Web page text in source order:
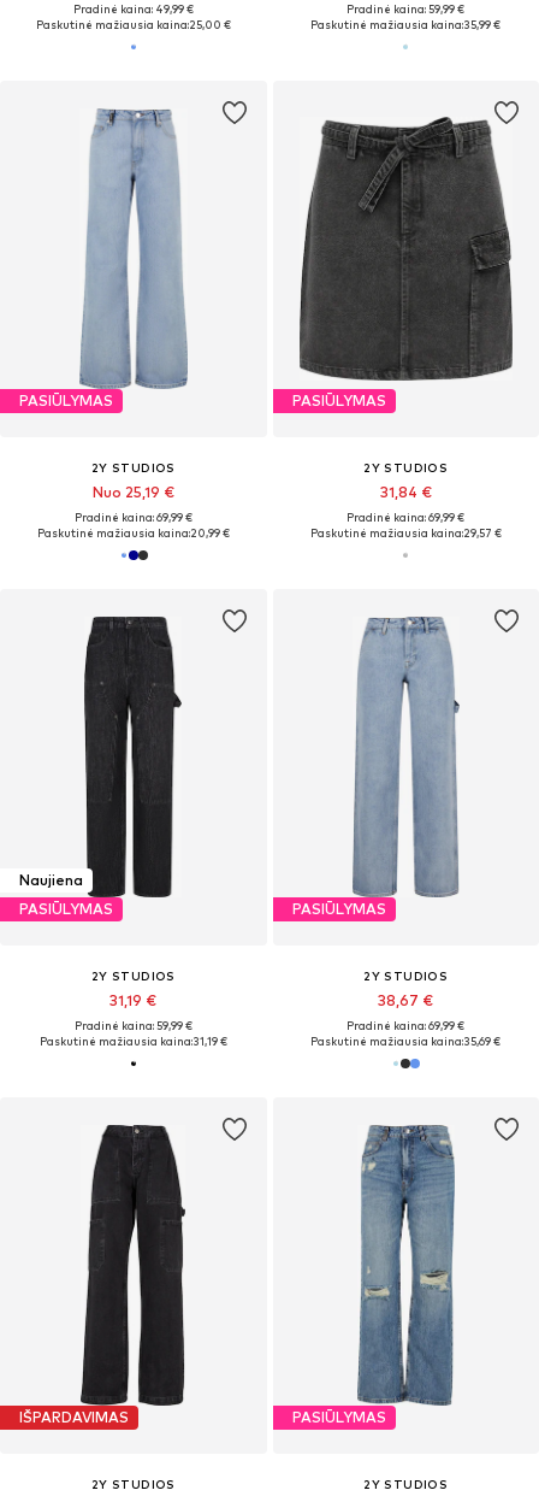
Pradinė kaina: 49,99 €
Paskutinė mažiausia kaina:25,00 €
Pradinė kaina: 59,99 €
Paskutinė mažiausia kaina:35,99 €
PASIŪLYMAS
2Y STUDIOS
Nuo 25,19 €
Pradinė kaina: 69,99 €
Paskutinė mažiausia kaina:20,99 €
PASIŪLYMAS
2Y STUDIOS
31,84 €
Pradinė kaina: 69,99 €
Paskutinė mažiausia kaina:29,57 €
Naujiena
PASIŪLYMAS
2Y STUDIOS
31,19 €
Pradinė kaina: 59,99 €
Paskutinė mažiausia kaina:31,19 €
PASIŪLYMAS
2Y STUDIOS
38,67 €
Pradinė kaina: 69,99 €
Paskutinė mažiausia kaina:35,69 €
IŠPARDAVIMAS
2Y STUDIOS
PASIŪLYMAS
2Y STUDIOS